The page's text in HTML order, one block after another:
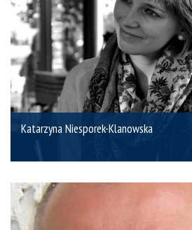
Katarzyna Niesporek-Klanowska